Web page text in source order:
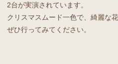
2台が実演されています。
クリスマスムード一色で、綺麗な
ぜひ行ってみてください。